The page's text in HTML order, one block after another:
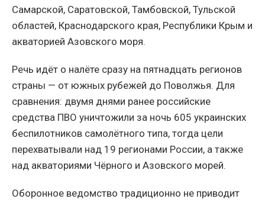
Самарской, Саратовской, Тамбовской, Тульской
областей, Краснодарского края, Республики Крым и
акваторией Азовского моря.
Речь идёт о налёте сразу на пятнадцать регионов
страны — от южных рубежей до Поволжья. Для
сравнения: двумя днями ранее российские
средства ПВО уничтожили за ночь 605 украинских
беспилотников самолётного типа, тогда цели
перехватывали над 19 регионами России, а также
над акваториями Чёрного и Азовского морей.
Оборонное ведомство традиционно не приводит